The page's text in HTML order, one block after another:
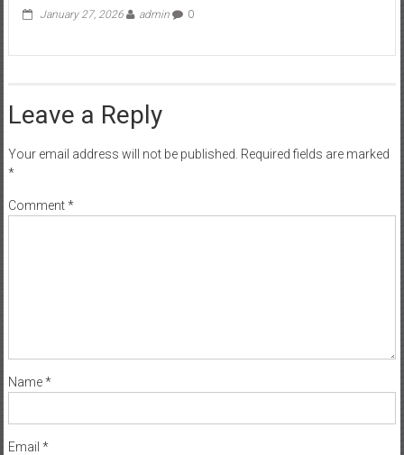
January 27, 2026 admin 0
Leave a Reply
Your email address will not be published. Required fields are marked
*
Comment*
Name*
Email *